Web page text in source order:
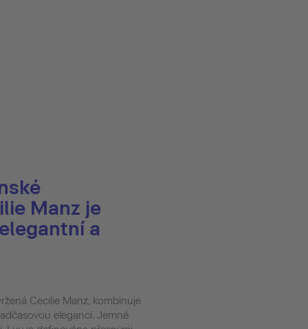
Manz je
a
Cecilie Manz, kombinuje
elegancí. Jemné